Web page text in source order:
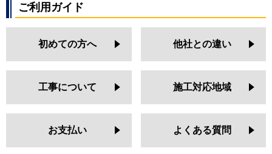
ご利用ガイド
初めての方へ 他社との違い
工事について 施工対応地域
お支払い よくある質問